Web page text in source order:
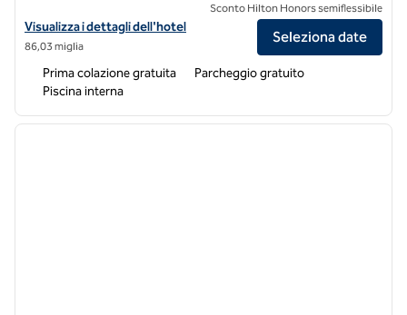
Visualizza i dettagli dell'hotel Hampton Inn Salt Lake City/Sandy
Visualizza i dettagli dell'hotel
86,03 miglia
Sconto Hilton Honors semiflessibile
Seleziona date
Prima colazione gratuita
Parcheggio gratuito
Piscina interna
1 di 12